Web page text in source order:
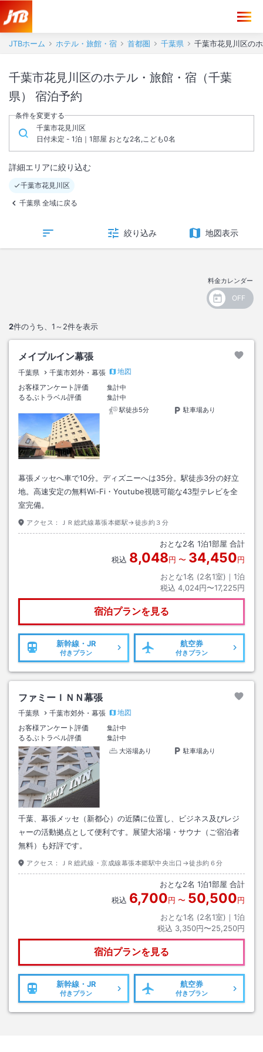
JTBホーム ホテル・旅館・宿 首都圏 千葉県 千葉市花見川区の
千葉市花見川区のホテル・旅館・宿（千葉
県） 宿泊予約
条件を変更する
千葉市花見川区
日付未定 - 1泊｜1部屋 おとな2名,こども0名
詳細エリアに絞り込む
千葉市花見川区
千葉県 全域に戻る
絞り込み 地図表示
料金カレンダー
2件のうち、 1～2件を表示
メイプルイン幕張
千葉県 千葉市郊外・幕張
地図
お客様アンケート評価
集計中
るるぶトラベル評価
集計中
駅徒歩5分
駐車場あり
幕張メッセへ車で10分。ディズニーへは35分。駅徒歩3分の好立
地。高速安定の無料Wi-Fi・Youtube視聴可能な43型テレビを全
室完備。
アクセス： ＪＲ総武線幕張本郷駅→徒歩約３分
おとな2名 1泊1部屋 合計
税込 8,048円 〜 34,450円
おとな1名 (2名1室)｜ 1泊
税込 4,024円〜17,225円
宿泊プランを見る
新幹線・JR
付きプラン
航空券
付きプラン
ファミーＩＮＮ幕張
千葉県 千葉市郊外・幕張
地図
お客様アンケート評価
集計中
るるぶトラベル評価
集計中
大浴場あり
駐車場あり
千葉、幕張メッセ（新都心）の近隣に位置し、ビジネス及びレジ
ャーの活動拠点として便利です。展望大浴場・サウナ（ご宿泊者
無料）も好評です。
アクセス： ＪＲ総武線・京成線幕張本郷駅中央出口→徒歩約６分
おとな2名 1泊1部屋 合計
税込 6,700円 〜 50,500円
おとな1名 (2名1室)｜ 1泊
税込 3,350円〜25,250円
宿泊プランを見る
新幹線・JR
付きプラン
航空券
付きプラン